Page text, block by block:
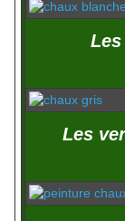
Les